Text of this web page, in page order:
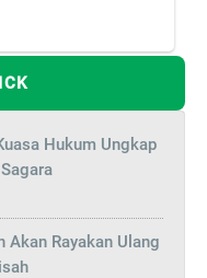
Hukum Ungkap
Akan Rayakan Ulang